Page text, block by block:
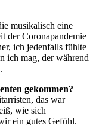
musikalisch eine
der Coronapandemie
ich jedenfalls fühlte
ich mag, der während
gekommen?
das war
wie sich
ein gutes Gefühl.